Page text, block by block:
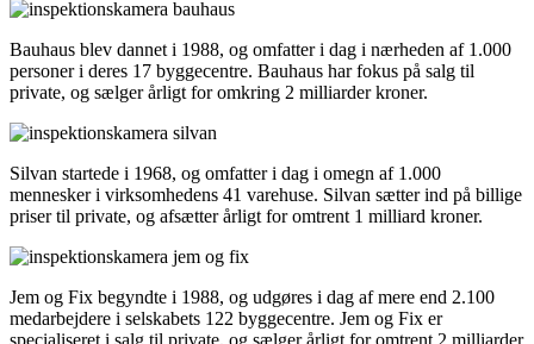
Bauhaus blev dannet i 1988, og omfatter i dag i nærheden af 1.000
personer i deres 17 byggecentre. Bauhaus har fokus på salg til
private, og sælger årligt for omkring 2 milliarder kroner.
Silvan startede i 1968, og omfatter i dag i omegn af 1.000
mennesker i virksomhedens 41 varehuse. Silvan sætter ind på billige
priser til private, og afsætter årligt for omtrent 1 milliard kroner.
Jem og Fix begyndte i 1988, og udgøres i dag af mere end 2.100
medarbejdere i selskabets 122 byggecentre. Jem og Fix er
specialiseret i salg til private, og sælger årligt for omtrent 2 milliarder